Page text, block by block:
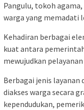
Pangulu, tokoh
warga yang memadati
Kehadiran berbagai
kuat antara
mewujudkan
Berbagai jenis layanan
diakses warga secara
kependudukan,